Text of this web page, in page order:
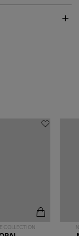
COLLECTION